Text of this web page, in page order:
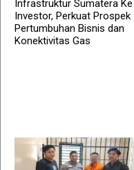
Infrastruktur Sumatera Ke
Investor, Perkuat Prospek
Pertumbuhan Bisnis dan
Konektivitas Gas